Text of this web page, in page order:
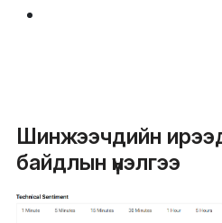
Шинжээчдийн
байдлын үнэлгээ